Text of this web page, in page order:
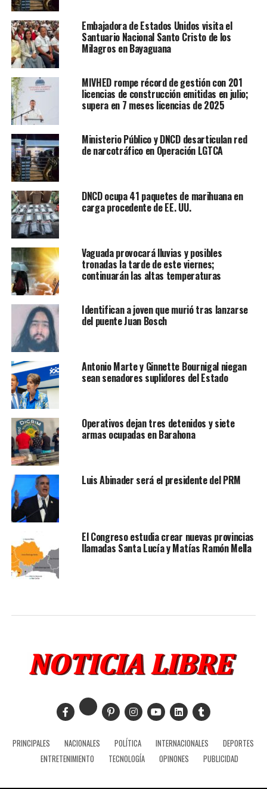
Embajadora de Estados Unidos visita el
Santuario Nacional Santo Cristo de los
Milagros en Bayaguana
MIVHED rompe récord de gestión con 201
licencias de construcción emitidas en julio;
supera en 7 meses licencias de 2025
Ministerio Público y DNCD desarticulan red
de narcotráfico en Operación LGTCA
DNCD ocupa 41 paquetes de marihuana en
carga procedente de EE. UU.
Vaguada provocará lluvias y posibles
tronadas la tarde de este viernes;
continuarán las altas temperaturas
Identifican a joven que murió tras lanzarse
del puente Juan Bosch
Antonio Marte y Ginnette Bournigal niegan
sean senadores suplidores del Estado
Operativos dejan tres detenidos y siete
armas ocupadas en Barahona
Luis Abinader será el presidente del PRM
El Congreso estudia crear nuevas provincias
llamadas Santa Lucía y Matías Ramón Mella
PRINCIPALES NACIONALES POLÍTICA INTERNACIONALES
DEPORTES
ENTRETENIMIENTO
TECNOLOGÍA OPINONES PUBLICIDAD